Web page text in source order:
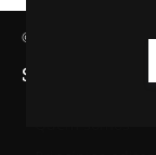
© Agência GBC. Aqui
SAIBA MAIS